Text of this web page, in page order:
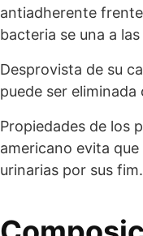
antiadherente
bacteria se una a
Desprovista de su
puede ser
Propiedades de los
americano evita que
urinarias por sus fim.